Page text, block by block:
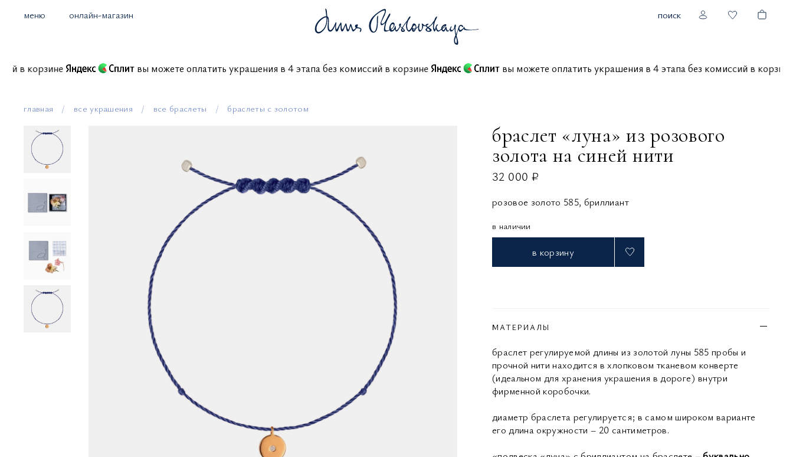
меню онлайн-магазин поиск
в корзине вы можете оплатить украшения в 4 этапа без комиссий в корзине вы можете оплатить украшения в 4 этапа без комиссий в
главная все украшения все браслеты браслеты с золотом
браслет «луна» из розового
золота на синей нити
32 000 ₽
розовое золото 585, бриллиант
в наличии
в корзину
МАТЕРИАЛЫ
браслет регулируемой длины из золотой луны 585 пробы и
прочной нити находится в хлопковом тканевом конверте
(идеальном для хранения украшения в дороге) внутри
фирменной коробочки.
диаметр браслета регулируется; в самом широком варианте
его длина окружности – 20 сантиметров.